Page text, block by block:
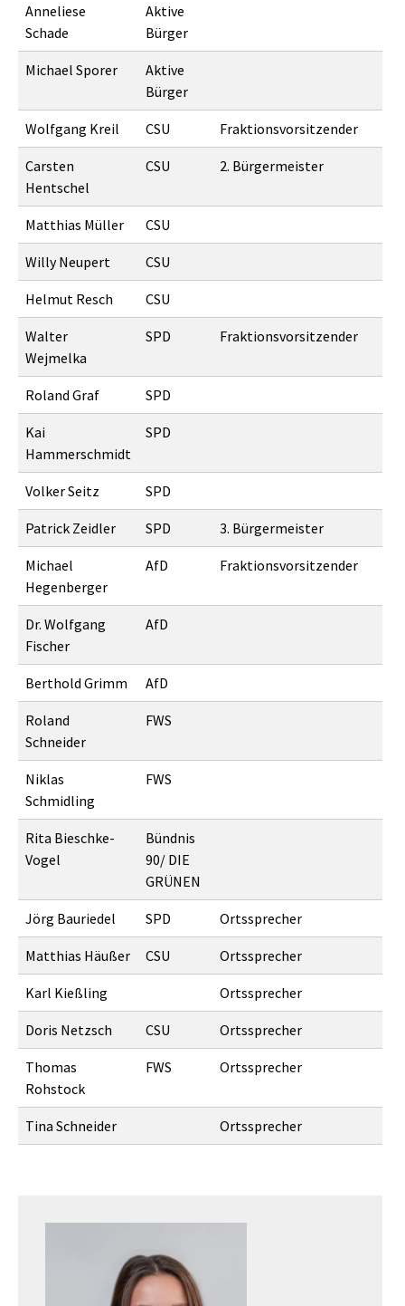
Anneliese
Schade
Aktive
Bürger
Michael Sporer
Aktive
Bürger
Wolfgang Kreil CSU Fraktionsvorsitzender
Carsten
Hentschel
CSU 2. Bürgermeister
Matthias Müller CSU
Willy Neupert CSU
Helmut Resch CSU
Walter
Wejmelka
SPD Fraktionsvorsitzender
Roland Graf SPD
Kai
Hammerschmidt
SPD
Volker Seitz SPD
Patrick Zeidler SPD 3. Bürgermeister
Michael
Hegenberger
AfD Fraktionsvorsitzender
Dr. Wolfgang
Fischer
AfD
Berthold Grimm AfD
Roland
Schneider
FWS
Niklas
Schmidling
FWS
Rita Bieschke-
Vogel
Bündnis
90/ DIE
GRÜNEN
Jörg Bauriedel SPD Ortssprecher
Matthias Häußer CSU Ortssprecher
Karl Kießling Ortssprecher
Doris Netzsch CSU Ortssprecher
Thomas
Rohstock
FWS Ortssprecher
Tina Schneider Ortssprecher